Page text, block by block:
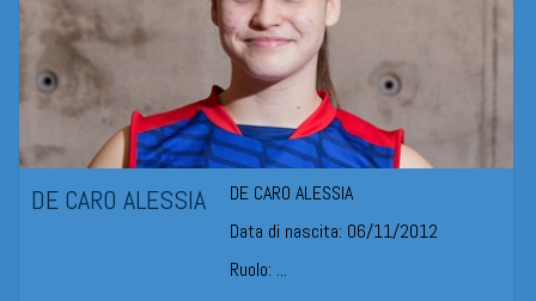
DE CARO ALESSIA
DE CARO ALESSIA
Data di nascita: 06/11/2012
Ruolo: ...